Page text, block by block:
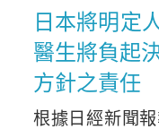
日本將明定
醫生將負起
方針之責任
根據日經新聞